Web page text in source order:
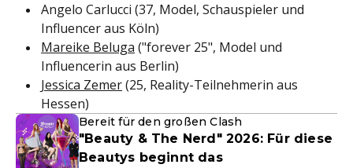
Angelo Carlucci (37, Model, Schauspieler und
Influencer aus Köln)
Mareike Beluga ("forever 25", Model und
Influencerin aus Berlin)
Jessica Zemer(25, Reality-Teilnehmerin aus
Hessen)
Bereit für den großen Clash
"Beauty & The Nerd" 2026: Für diese
Beautys beginnt das